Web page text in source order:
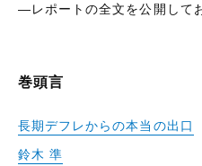
—レポートの全文を公開して
巻頭言
長期デフレからの本当の出口
鈴木 準